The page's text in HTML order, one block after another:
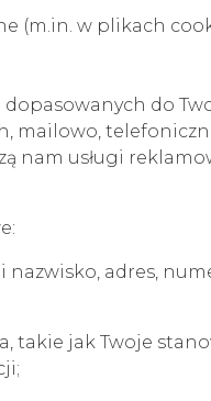
(m.in. w plikach
do
mailowo,
nam usługi
nazwisko, adres,
takie jak Twoje